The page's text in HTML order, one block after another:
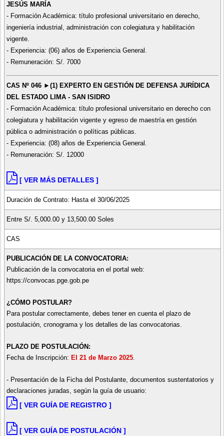
JESÚS MARÍA
- Formación Académica: título profesional universitario en derecho,
ingeniería industrial, administración con colegiatura y habilitación
vigente.
- Experiencia: (06) años de Experiencia General.
- Remuneración: S/. 7000
CAS Nº 046 ►(1) EXPERTO EN GESTIÓN DE DEFENSA JURÍDICA
DEL ESTADO LIMA - SAN ISIDRO
- Formación Académica: título profesional universitario en derecho con
colegiatura y habilitación vigente y egreso de maestría en gestión
pública o administración o políticas públicas.
- Experiencia: (08) años de Experiencia General.
- Remuneración: S/. 12000
[ VER MÁS DETALLES ]
Duración de Contrato: Hasta el 30/06/2025
Entre S/. 5,000.00 y 13,500.00 Soles
CAS
PUBLICACIÓN DE LA CONVOCATORIA:
Publicación de la convocatoria en el portal web:
https://convocas.pge.gob.pe
¿CÓMO POSTULAR?
Para postular correctamente, debes tener en cuenta el plazo de
postulación, cronograma y los detalles de las convocatorias.
PLAZO DE POSTULACIÓN:
Fecha de Inscripción: El 21 de Marzo 2025.
- Presentación de la Ficha del Postulante, documentos sustentatorios y
declaraciones juradas, según la guía de usuario:
[ VER GUÍA DE REGISTRO ]
[ VER GUÍA DE POSTULACIÓN ]